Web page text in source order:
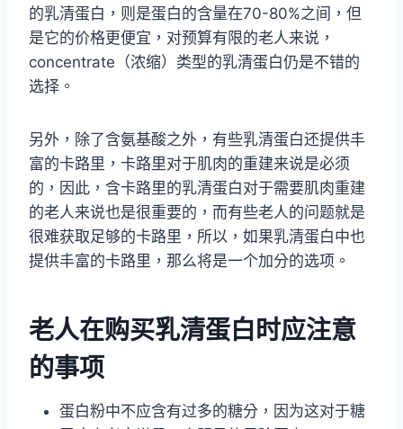
的乳清蛋白，则是蛋白的含量在70-80%之间，但
是它的价格更便宜，对预算有限的老人来说，
concentrate（浓缩）类型的乳清蛋白仍是不错的
选择。
另外，除了含氨基酸之外，有些乳清蛋白还提供丰
富的卡路里，卡路里对于肌肉的重建来说是必须
的，因此，含卡路里的乳清蛋白对于需要肌肉重建
的老人来说也是很重要的，而有些老人的问题就是
很难获取足够的卡路里，所以，如果乳清蛋白中也
提供丰富的卡路里，那么将是一个加分的选项。
老人在购买乳清蛋白时应注意
的事项
蛋白粉中不应含有过多的糖分，因为这对于糖